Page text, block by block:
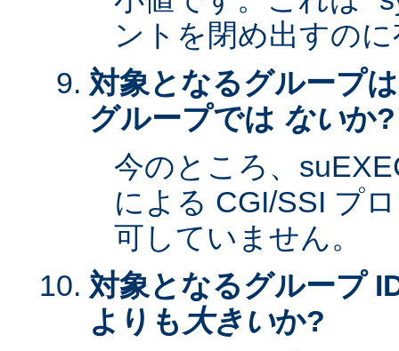
ントを閉め出すの
対象となるグループ
グループでは ないか?
今のところ、
による CGI/SSI プ
可していません。
対象となるグループ
よりも 大きいか?